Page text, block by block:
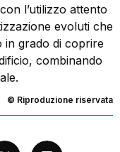
l’utilizzo attento
evoluti che
in grado di coprire
combinando
© Riproduzione riservata